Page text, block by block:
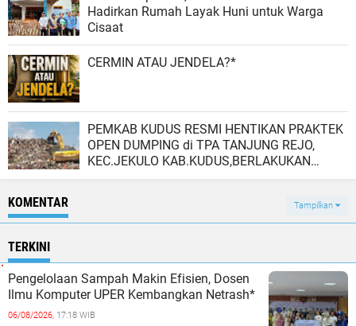
Hadirkan Rumah Layak Huni untuk Warga
Cisaat
CERMIN ATAU JENDELA?*
PEMKAB KUDUS RESMI HENTIKAN PRAKTEK
OPEN DUMPING di TPA TANJUNG REJO,
KEC.JEKULO KAB.KUDUS,BERLAKUKAN
KOMENTAR
Tampilkan
TERKINI
Pengelolaan Sampah Makin Efisien, Dosen
Ilmu Komputer UPER Kembangkan Netrash*
06/08/2026, 17:18 WIB